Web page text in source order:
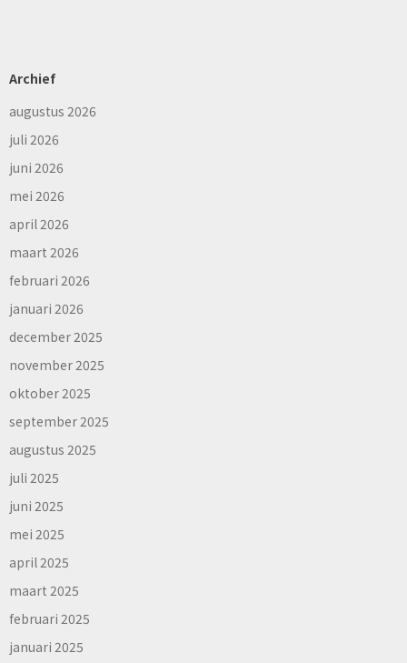
Archief
augustus 2026
juli 2026
juni 2026
mei 2026
april 2026
maart 2026
februari 2026
januari 2026
december 2025
november 2025
oktober 2025
september 2025
augustus 2025
juli 2025
juni 2025
mei 2025
april 2025
maart 2025
februari 2025
januari 2025